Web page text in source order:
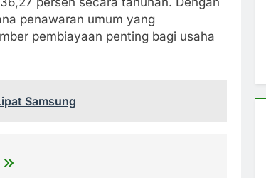
penawaran umum yang
pembiayaan penting bagi usaha
Samsung